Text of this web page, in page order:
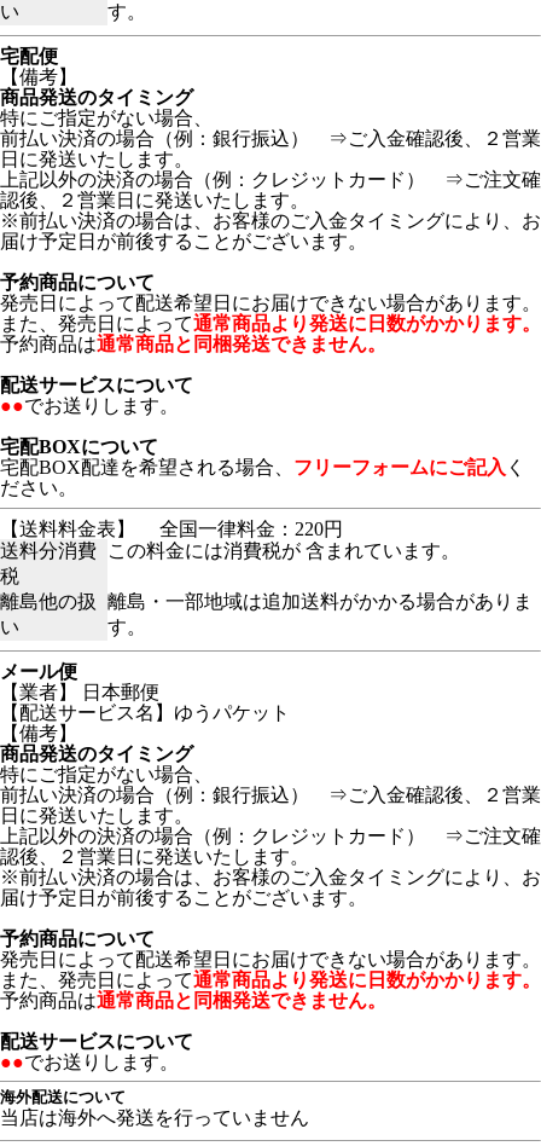
い
す。
宅配便
【備考】
商品発送のタイミング
特にご指定がない場合、
前払い決済の場合（例：銀行振込） ⇒ご入金確認後、２営業
日に発送いたします。
上記以外の決済の場合（例：クレジットカード） ⇒ご注文確
認後、２営業日に発送いたします。
※前払い決済の場合は、お客様のご入金タイミングにより、お
届け予定日が前後することがございます。
予約商品について
発売日によって配送希望日にお届けできない場合があります。
また、発売日によって通常商品より発送に日数がかかります。
予約商品は通常商品と同梱発送できません。
配送サービスについて
●●でお送りします。
宅配BOXについて
宅配BOX配達を希望される場合、 フリーフォームにご記入 く
ださい。
【送料料金表】
全国一律料金：220円
送料分消費
税
この料金には消費税が 含まれています。
離島他の扱
い
離島・一部地域は追加送料がかかる場合がありま
す。
メール便
【業者】 日本郵便
【配送サービス名】ゆうパケット
【備考】
商品発送のタイミング
特にご指定がない場合、
前払い決済の場合（例：銀行振込） ⇒ご入金確認後、２営業
日に発送いたします。
上記以外の決済の場合（例：クレジットカード） ⇒ご注文確
認後、２営業日に発送いたします。
※前払い決済の場合は、お客様のご入金タイミングにより、お
届け予定日が前後することがございます。
予約商品について
発売日によって配送希望日にお届けできない場合があります。
また、発売日によって通常商品より発送に日数がかかります。
予約商品は通常商品と同梱発送できません。
配送サービスについて
●●でお送りします。
海外配送について
当店は海外へ発送を行っていません